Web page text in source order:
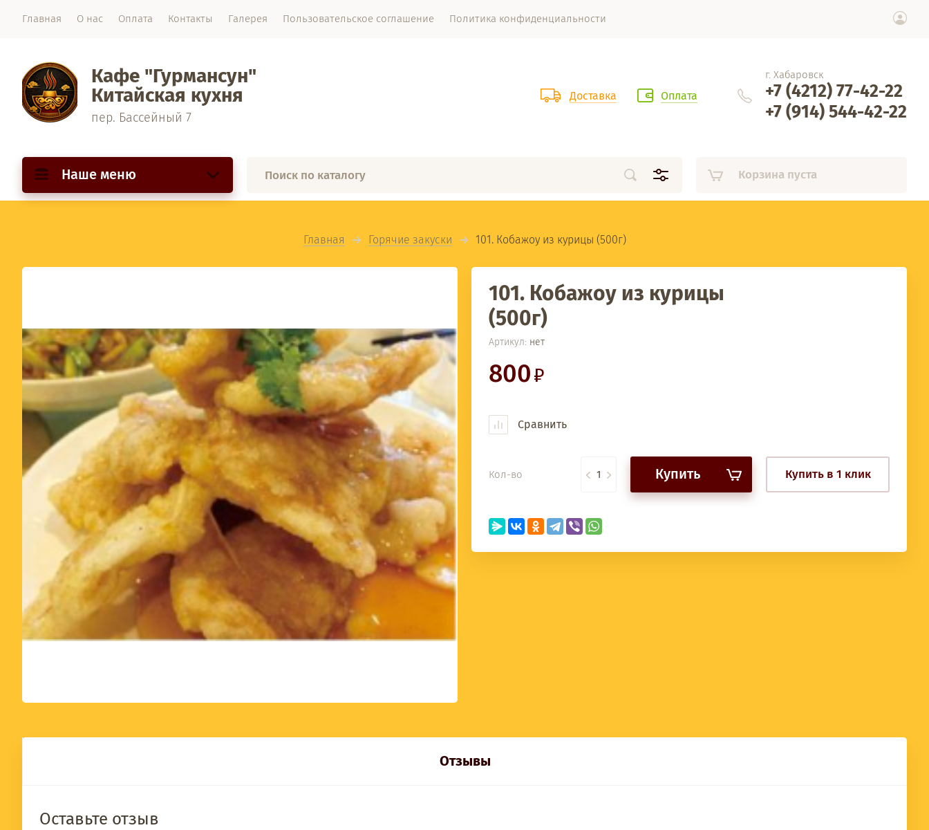
Главная О нас Оплата Контакты Галерея Пользовательское соглашение Политика конфиденциальности
Кафе "Гурмансун"
Китайская кухня
пер. Бассейный 7
Доставка Оплата
г. Хабаровск
+7 (4212) 77-42-22
+7 (914) 544-42-22
Наше меню Корзина пуста
Главная Горячие закуски
  101. Кобажоу из курицы (500г)
101. Кобажоу из курицы
(500г)
Артикул: нет
800
Сравнить
Кол-во Купить Купить в 1 клик
Отзывы
Оставьте отзыв